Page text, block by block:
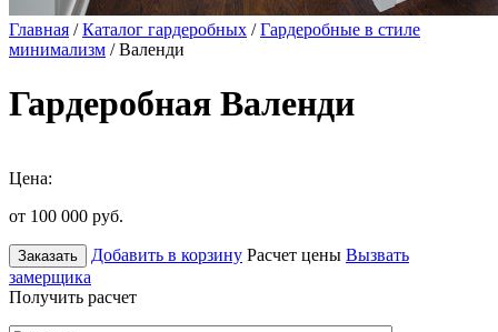
Главная /Каталог гардеробных /Гардеробные в стиле
минимализм / Валенди
Гардеробная Валенди
Цена:
от 100 000 руб.
Заказать Добавить в корзину Расчет цены Вызвать
замерщика
Получить расчет